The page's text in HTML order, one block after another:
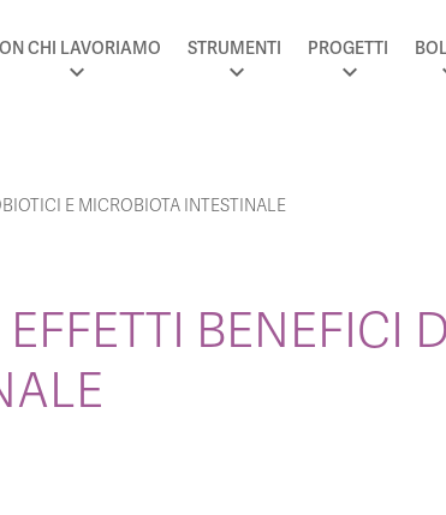
CHI LAVORIAMO STRUMENTI PROGETTI
E MICROBIOTA INTESTINALE
BENEFICI